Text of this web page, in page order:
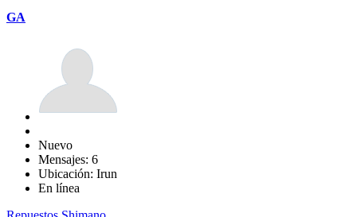
GA
Nuevo
Mensajes: 6
Ubicación: Irun
En línea